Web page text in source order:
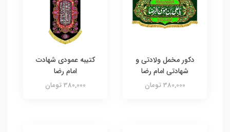
دکور مخمل ولادتی و
شهادتی امام رضا
380,000 تومان
کتیبه عمودی شهادت
امام رضا
380,000 تومان